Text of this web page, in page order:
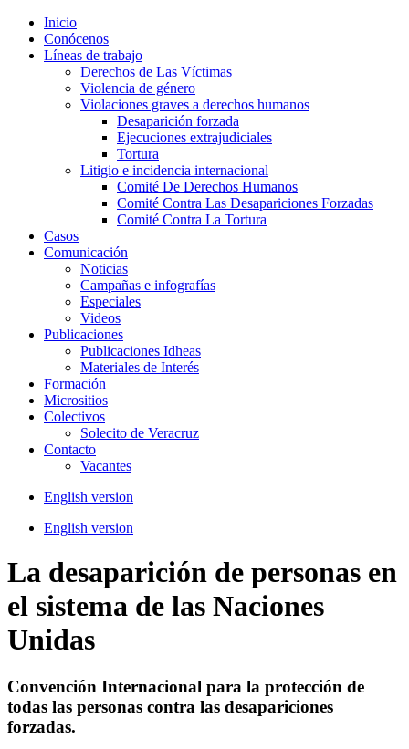
Inicio
Conócenos
Líneas de trabajo
Derechos de Las Víctimas
Violencia de género
Violaciones graves a derechos humanos
Desaparición forzada​
Ejecuciones extrajudiciales
Tortura
Litigio e incidencia internacional
Comité De Derechos Humanos​
Comité Contra Las Desapariciones Forzadas
Comité Contra La Tortura​
Casos
Comunicación
Noticias
Campañas e infografías
Especiales
Videos
Publicaciones
Publicaciones Idheas
Materiales de Interés
Formación
Micrositios
Colectivos
Solecito de Veracruz
Contacto
Vacantes
English version
English version
La desaparición de personas en
el sistema de las Naciones
Unidas
Convención Internacional para la protección de
todas las personas contra las desapariciones
forzadas.